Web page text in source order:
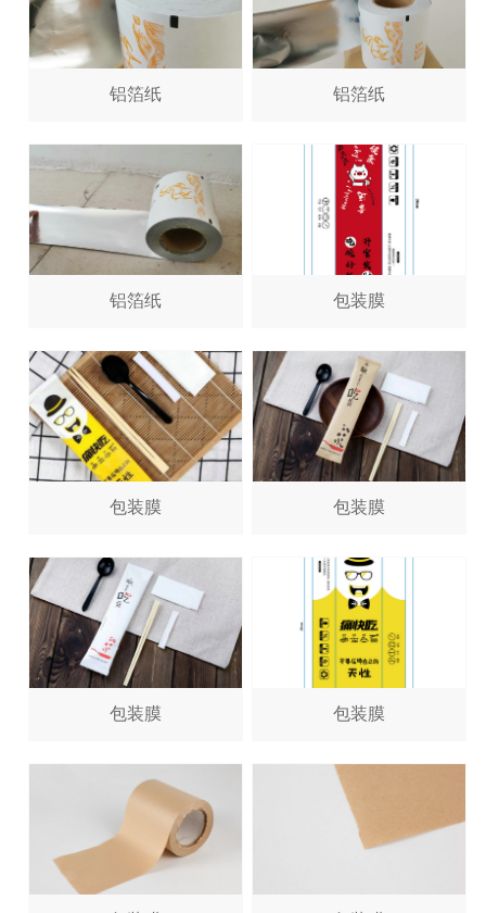
铝箔纸 铝箔纸
铝箔纸 包装膜
包装膜 包装膜
包装膜 包装膜